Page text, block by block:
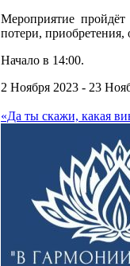
Мероприятие пройдёт
потери, приобретения,
Начало в 14:00.
2 Ноября 2023 - 23
«Да ты скажи, какая